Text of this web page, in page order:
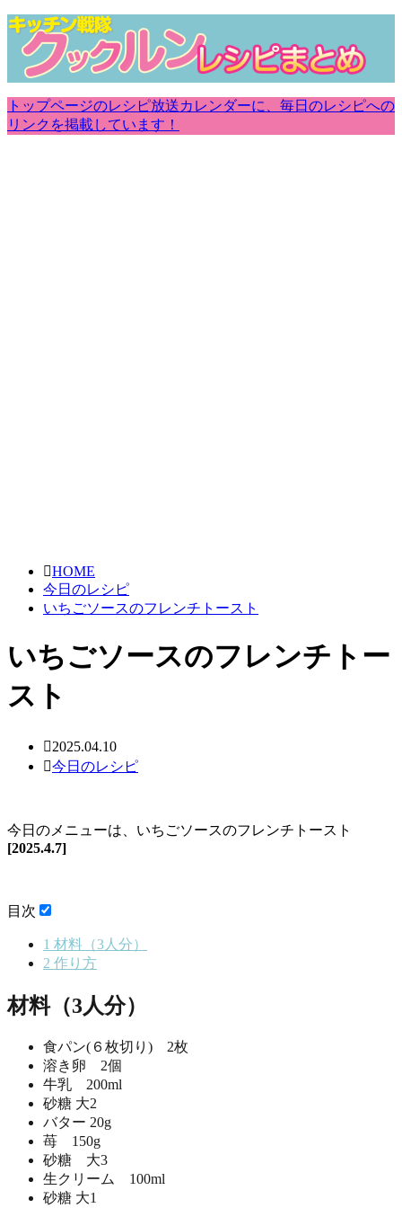
トップページのレシピ放送カレンダーに、毎日のレシピへの
リンクを掲載しています！
HOME
今日のレシピ
いちごソースのフレンチトースト
いちごソースのフレンチトー
スト
2025.04.10
今日のレシピ
今日のメニューは、いちごソースのフレンチトースト
[2025.4.7]
目次
1 材料（3人分）
2 作り方
材料（3人分）
食パン(６枚切り) 2枚
溶き卵 2個
牛乳 200ml
砂糖 大2
バター 20g
苺 150g
砂糖 大3
生クリーム 100ml
砂糖 大1